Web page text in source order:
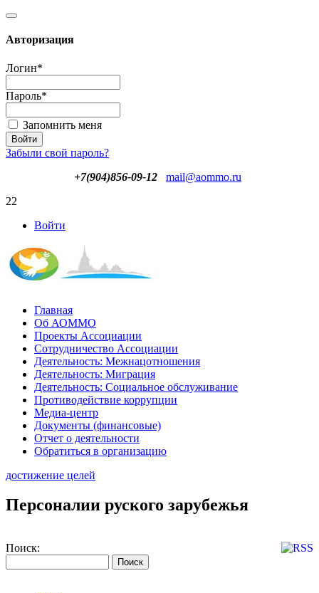
Авторизация
Логин*
Пароль*
Запомнить меня
Забыли свой пароль?
+7(904)856-09-12
mail@aommo.ru
22
Войти
Главная
Об АОММО
Проекты Ассоциации
Сотрудничество Ассоциации
Деятельность: Межнацотношения
Деятельность: Миграция
Деятельность: Социальное обслуживание
Противодействие коррупции
Медиа-центр
Документы (финансовые)
Отчет о деятельности
Обратиться в организацию
достижение целей
Персоналии руского зарубежья
Поиск: